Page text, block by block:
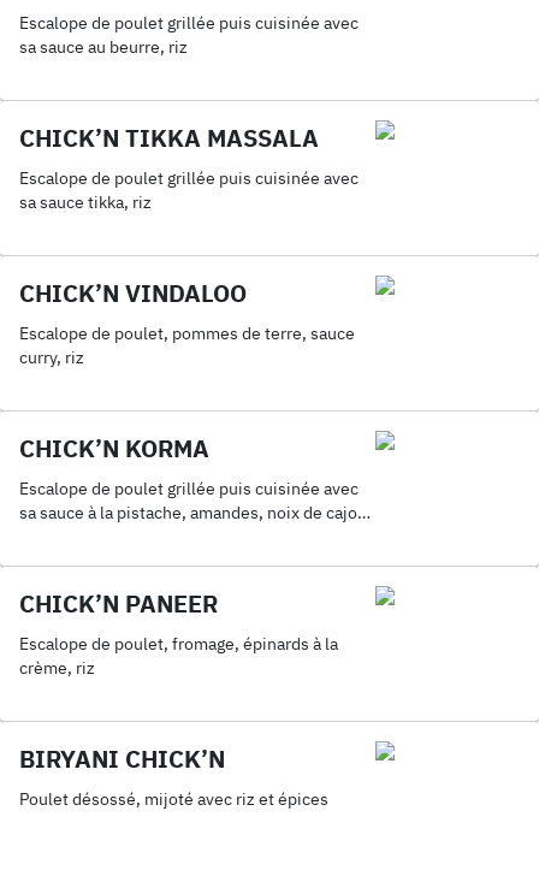
Escalope de poulet grillée puis cuisinée avec
sa sauce au beurre, riz
CHICK’N TIKKA MASSALA
Escalope de poulet grillée puis cuisinée avec
sa sauce tikka, riz
CHICK’N VINDALOO
Escalope de poulet, pommes de terre, sauce
curry, riz
CHICK’N KORMA
Escalope de poulet grillée puis cuisinée avec
sa sauce à la pistache, amandes, noix de cajou
CHICK’N PANEER
Escalope de poulet, fromage, épinards à la
crème, riz
BIRYANI CHICK’N
Poulet désossé, mijoté avec riz et épices